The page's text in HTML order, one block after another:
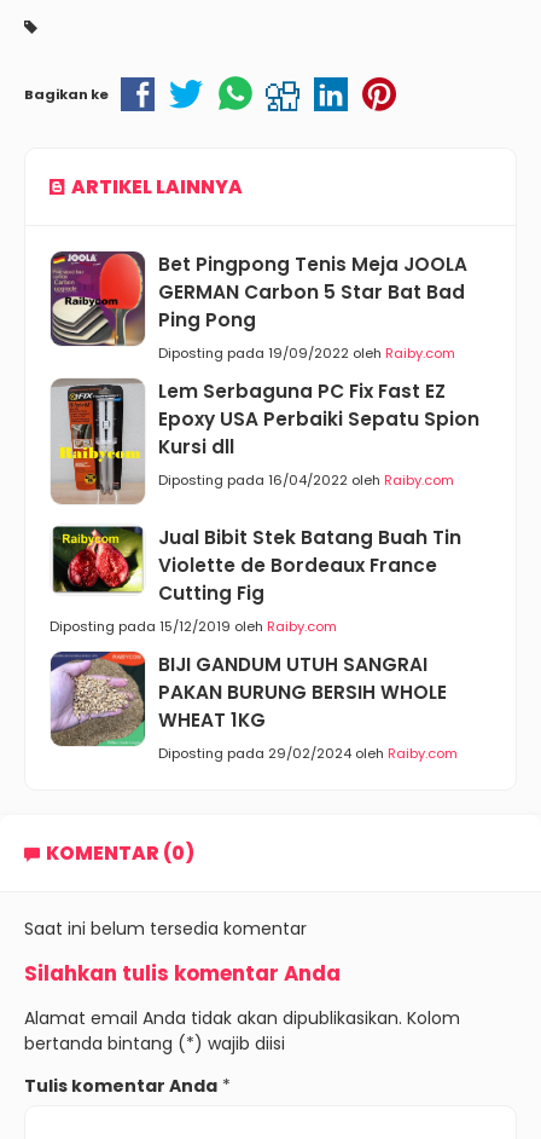
Bagikan ke
ARTIKEL LAINNYA
Bet Pingpong Tenis Meja JOOLA
GERMAN Carbon 5 Star Bat Bad
Ping Pong
Diposting pada 19/09/2022 oleh Raiby.com
Lem Serbaguna PC Fix Fast EZ
Epoxy USA Perbaiki Sepatu Spion
Kursi dll
Diposting pada 16/04/2022 oleh Raiby.com
Jual Bibit Stek Batang Buah Tin
Violette de Bordeaux France
Cutting Fig
Diposting pada 15/12/2019 oleh Raiby.com
BIJI GANDUM UTUH SANGRAI
PAKAN BURUNG BERSIH WHOLE
WHEAT 1KG
Diposting pada 29/02/2024 oleh Raiby.com
KOMENTAR (0)
Saat ini belum tersedia komentar
Silahkan tulis komentar Anda
Alamat email Anda tidak akan dipublikasikan. Kolom
bertanda bintang (*) wajib diisi
Tulis komentar Anda *